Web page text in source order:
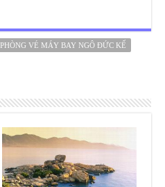
PHÒNG VÉ MÁY BAY NGÔ ĐỨC KẾ